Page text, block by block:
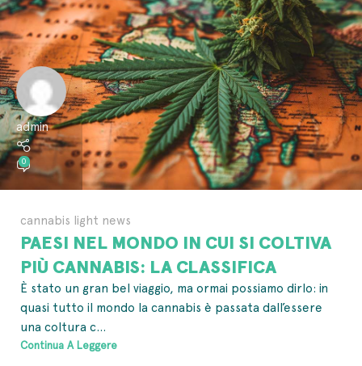
admin
0
cannabis light news
PAESI NEL MONDO IN CUI SI COLTIVA
PIÙ CANNABIS: LA CLASSIFICA
È stato un gran bel viaggio, ma ormai possiamo dirlo: in
quasi tutto il mondo la cannabis è passata dall’essere
una coltura c...
Continua A Leggere